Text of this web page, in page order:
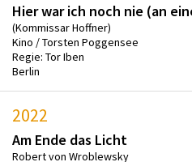
Hier war ich noch nie (an
(Kommissar Hoffner)
Kino / Torsten Poggensee
Regie: Tor Iben
Berlin
2022
Am Ende das Licht
Robert von Wroblewsky